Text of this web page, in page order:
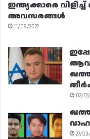
ഇന്ത്യക്കാരെ
അവസരങ്ങൾ
11/09/2022
02/
27/